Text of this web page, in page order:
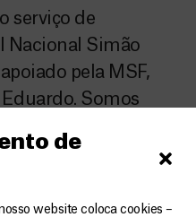
de
website coloca cookies –
serviço de
Nacional Simão
pela MSF,
Somos
leva-nos a
confirma. É ela que
mãe. […]